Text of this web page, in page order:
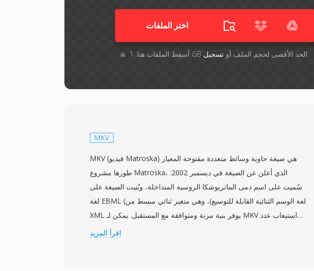
اختر الملفات
أسقِط الملفات هنا. 1 GB الحد الأقصى لحجم الملف أو تسجيل
MKV
MKV (فيديو Matroska) هي صيغة حاوية وسائط متعددة مفتوحة المعيار
طورها مشروع Matroska، الذي أعلن عن الصيغة في ديسمبر 2002.
سُميت على اسم دمى الماتريوشكا الروسية المتداخلة، وبُنيت الصيغة على
لغة EBML (لغة الوسم الثنائية القابلة للتوسيع)، وهي متغير ثنائي مبسط من
XML يوفر بنية مرنة ومتوافقة مع المستقبل. يمكن لـ MKV استيعاب عدد
غير محدود تقريباً من مسارات الفيديو والصوت والترجمة داخل ملف واحد،
اقرأ المزيد